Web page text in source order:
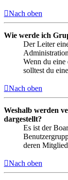
Nach oben
Wie werde ich
Der Leiter
Wenn du eine
solltest du
Nach oben
Weshalb werden
dargestellt?
Es ist der
deren
Nach oben